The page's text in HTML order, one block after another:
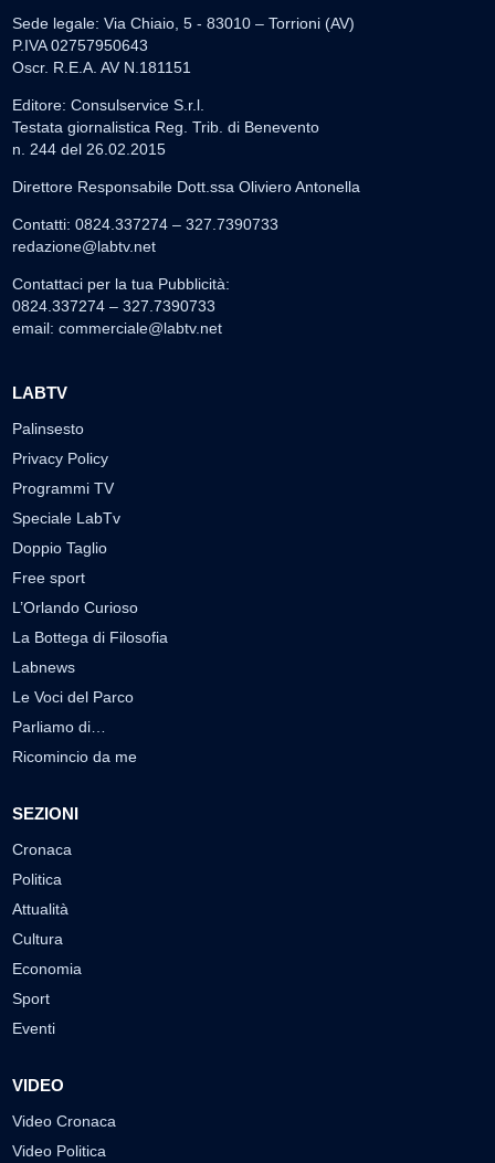
Sede legale: Via Chiaio, 5 - 83010 – Torrioni (AV)
P.IVA 02757950643
Oscr. R.E.A. AV N.181151
Editore: Consulservice S.r.l.
Testata giornalistica Reg. Trib. di Benevento
n. 244 del 26.02.2015
Direttore Responsabile Dott.ssa Oliviero Antonella
Contatti: 0824.337274 – 327.7390733
redazione@labtv.net
Contattaci per la tua Pubblicità:
0824.337274 – 327.7390733
email: commerciale@labtv.net
LABTV
Palinsesto
Privacy Policy
Programmi TV
Speciale LabTv
Doppio Taglio
Free sport
L’Orlando Curioso
La Bottega di Filosofia
Labnews
Le Voci del Parco
Parliamo di…
Ricomincio da me
SEZIONI
Cronaca
Politica
Attualità
Cultura
Economia
Sport
Eventi
VIDEO
Video Cronaca
Video Politica